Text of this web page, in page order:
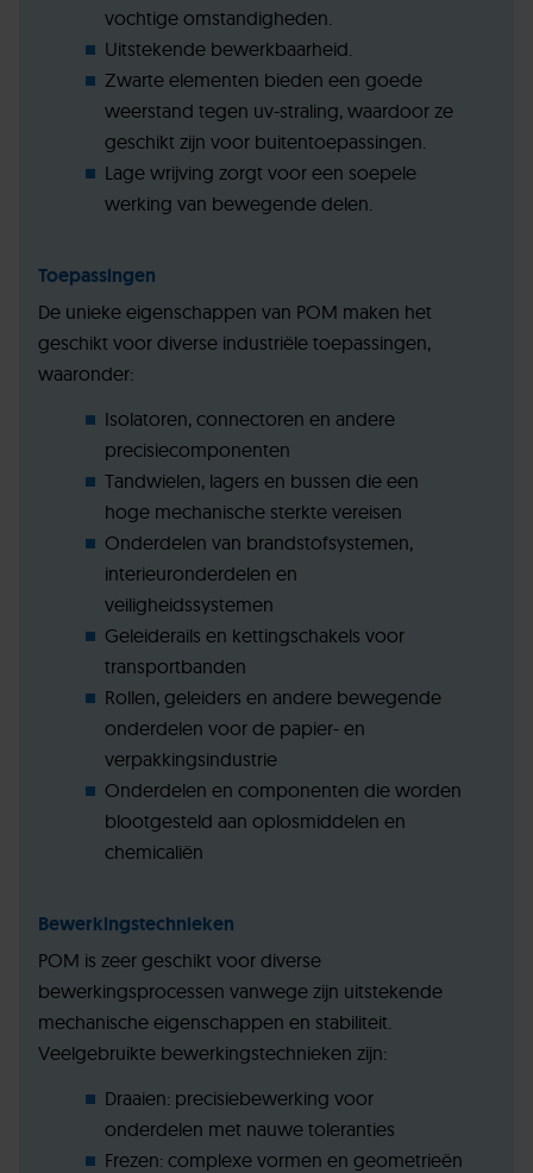
vochtige omstandigheden.
Uitstekende bewerkbaarheid.
Zwarte elementen bieden een goede
weerstand tegen uv-straling, waardoor ze
geschikt zijn voor buitentoepassingen.
Lage wrijving zorgt voor een soepele
werking van bewegende delen.
Toepassingen
De unieke eigenschappen van POM maken het
geschikt voor diverse industriële toepassingen,
waaronder:
Isolatoren, connectoren en andere
precisiecomponenten
Tandwielen, lagers en bussen die een
hoge mechanische sterkte vereisen
Onderdelen van brandstofsystemen,
interieuronderdelen en
veiligheidssystemen
Geleiderails en kettingschakels voor
transportbanden
Rollen, geleiders en andere bewegende
onderdelen voor de papier- en
verpakkingsindustrie
Onderdelen en componenten die worden
blootgesteld aan oplosmiddelen en
chemicaliën
Bewerkingstechnieken
POM is zeer geschikt voor diverse
bewerkingsprocessen vanwege zijn uitstekende
mechanische eigenschappen en stabiliteit.
Veelgebruikte bewerkingstechnieken zijn:
Draaien: precisiebewerking voor
onderdelen met nauwe toleranties
Frezen: complexe vormen en geometrieën